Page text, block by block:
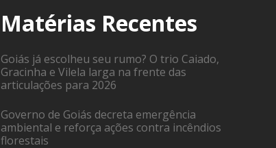
Matérias Recentes
Goiás já escolheu seu rumo? O trio Caiado,
Gracinha e Vilela larga na frente das
articulações para 2026
Governo de Goiás decreta emergência
ambiental e reforça ações contra incêndios
florestais